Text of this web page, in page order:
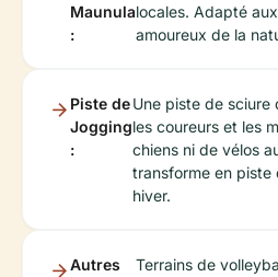
Maunula
:
locales. Adapté
amoureux de la
Piste de
Jogging
:
Une piste de sciure
les coureurs et les
chiens ni de vélos
transforme en piste
hiver.
Autres
Terrains de